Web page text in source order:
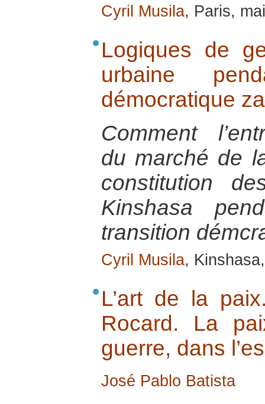
Cyril Musila, Paris,
Logiques de
urbaine
démocratique
Comment
du marché de
constitution
Kinshasa
transition
Cyril Musila,
L’art de la
Rocard. La
guerre, dans
José Pablo Batista